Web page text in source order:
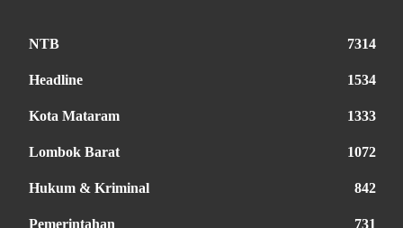
NTB 7314
Headline 1534
Kota Mataram 1333
Lombok Barat 1072
Hukum & Kriminal 842
Pemerintahan 731